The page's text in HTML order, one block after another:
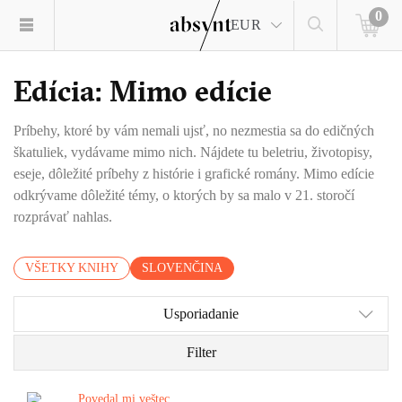
EUR
0
Edícia: Mimo edície
Príbehy, ktoré by vám nemali ujsť, no nezmestia sa do edičných
škatuliek, vydávame mimo nich. Nájdete tu beletriu, životopisy,
eseje, dôležité príbehy z histórie i grafické romány. Mimo edície
odkrývame dôležité témy, o ktorých by sa malo v 21. storočí
rozprávať nahlas.
VŠETKY KNIHY SLOVENČINA
Usporiadanie
Filter